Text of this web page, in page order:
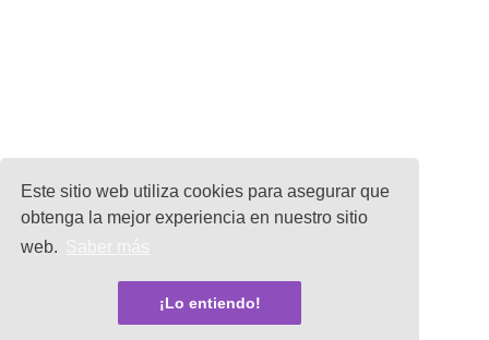
Este sitio web utiliza cookies para asegurar que
obtenga la mejor experiencia en nuestro sitio
web.
¡Lo entiendo!